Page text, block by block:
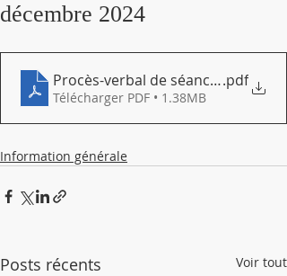
décembre 2024
Procès-verbal de séance du
.pdf
Télécharger PDF • 1.38MB
Information générale
Posts récents Voir tout